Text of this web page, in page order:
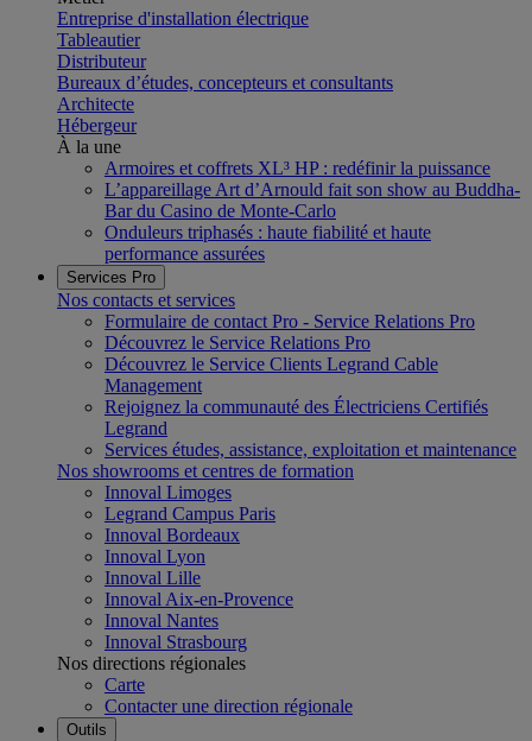
Entreprise d'installation électrique
Tableautier
Distributeur
Bureaux d’études, concepteurs et consultants
Architecte
Hébergeur
À la une
Armoires et coffrets XL³ HP : redéfinir la puissance
L’appareillage Art d’Arnould fait son show au Buddha-
Bar du Casino de Monte-Carlo
Onduleurs triphasés : haute fiabilité et haute
performance assurées
Services Pro
Nos contacts et services
Formulaire de contact Pro - Service Relations Pro
Découvrez le Service Relations Pro
Découvrez le Service Clients Legrand Cable
Management
Rejoignez la communauté des Électriciens Certifiés
Legrand
Services études, assistance, exploitation et maintenance
Nos showrooms et centres de formation
Innoval Limoges
Legrand Campus Paris
Innoval Bordeaux
Innoval Lyon
Innoval Lille
Innoval Aix-en-Provence
Innoval Nantes
Innoval Strasbourg
Nos directions régionales
Carte
Contacter une direction régionale
Outils